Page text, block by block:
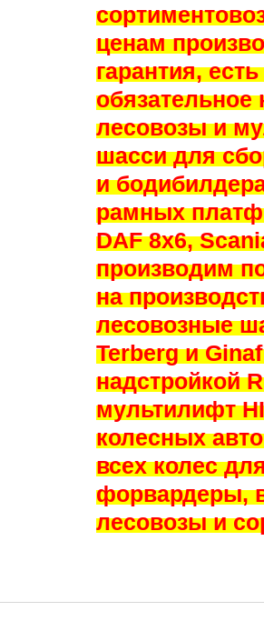
ценам
гарантия,
обязательное
лесовозы и
шасси для
и
рамных
DAF 8x6,
производим
на
лесовозные
Terberg и
надстройкой
мультилифт
колесных
всех колес
форвардеры,
лесовозы и